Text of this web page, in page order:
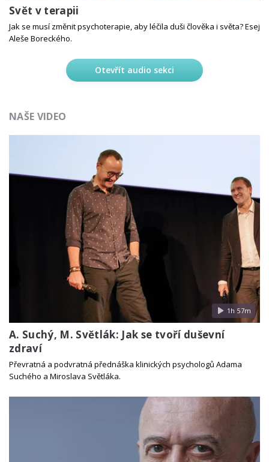
Svět v terapii
Jak se musí změnit psychoterapie, aby léčila duši člověka i světa? Esej
Aleše Boreckého.
Otevřít audio sekci
NAŠE VIDEO
1h 57m
A. Suchý, M. Světlák: Jak se tvoří duševní
zdraví
Převratná a podvratná přednáška klinických psychologů Adama
Suchého a Miroslava Světláka.